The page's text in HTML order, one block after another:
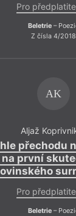
Pro
Beletrie –
Z čísla 4/2018
AK
Aljaž
přechodu
první
Pro
Beletrie –